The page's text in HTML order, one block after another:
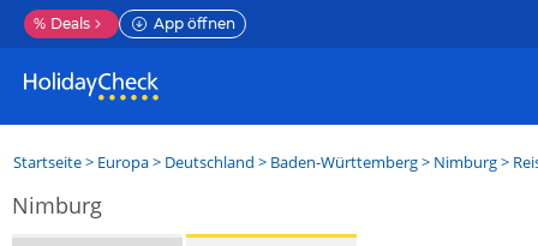
% Deals App öffnen
Startseite> Europa> Deutschland > Baden-Württemberg> Nimburg>
Nimburg